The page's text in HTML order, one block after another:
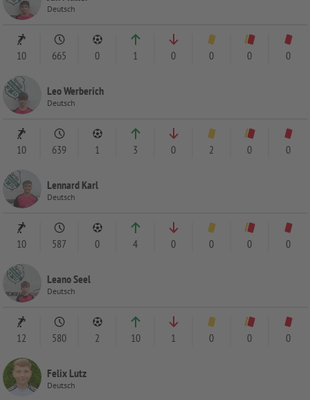
Deutsch
10 665 0 1 0 0 0 0
Leo Werberich
Deutsch
10 639 1 3 0 2 0 0
Lennard Karl
Deutsch
10 587 0 4 0 0 0 0
Leano Seel
Deutsch
12 580 2 10 1 0 0 0
Felix Lutz
Deutsch